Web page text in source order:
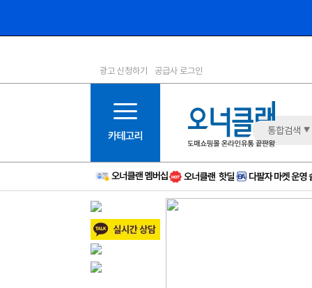
1등급
6등급
11등급
12등급
15등급
16등급
17등급
신규
주의
BAD
광고 신청하기 공급사 로그인
통합검색